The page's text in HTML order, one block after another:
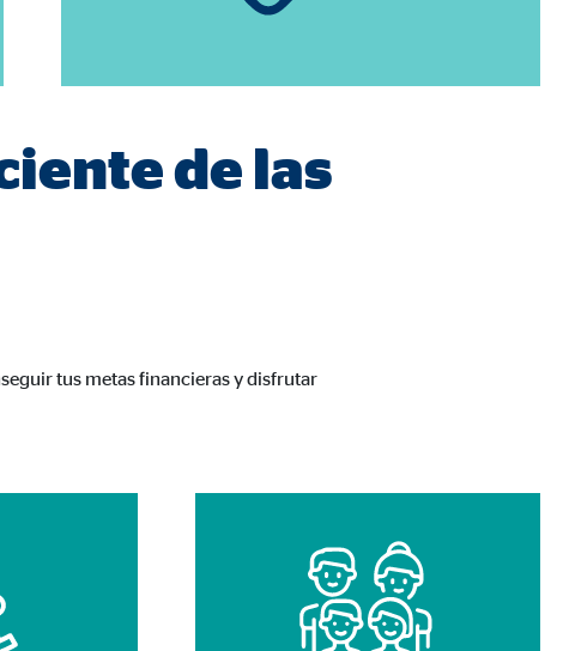
de las
tus metas financieras y disfrutar
mejorar continuamente el
tenga en cuenta que